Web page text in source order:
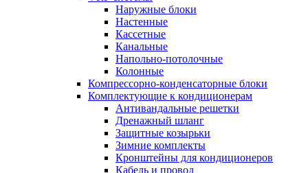
Наружные блоки
Настенные
Кассетные
Канальные
Напольно-потолочные
Колонные
Компрессорно-конденсаторные блоки
Комплектующие к кондиционерам
Антивандальные решетки
Дренажный шланг
Защитные козырьки
Зимние комплекты
Кронштейны для кондиционеров
Кабель и провод